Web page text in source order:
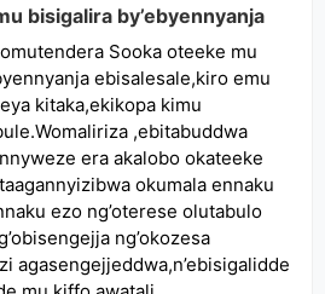
bisigalira by’ebyennyanja
Sooka oteeke mu
ebisalesale,kiro emu
kitaka,ekikopa kimu
,ebitabuddwa
era akalobo okateeke
okumala ennaku
ezo ng’oterese olutabulo
ng’okozesa
agasengejjeddwa,n’ebisigalidde